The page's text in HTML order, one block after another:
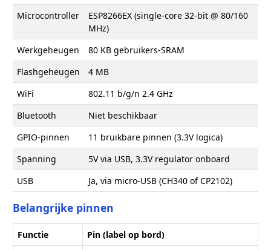
Microcontroller
ESP8266EX (single-core 32-bit @ 80/160
MHz)
Werkgeheugen
80 KB gebruikers-SRAM
Flashgeheugen
4 MB
WiFi
802.11 b/g/n 2.4 GHz
Bluetooth
Niet beschikbaar
GPIO-pinnen
11 bruikbare pinnen (3.3V logica)
Spanning
5V via USB, 3.3V regulator onboard
USB
Ja, via micro-USB (CH340 of CP2102)
Belangrijke pinnen
Functie
Pin (label op bord)